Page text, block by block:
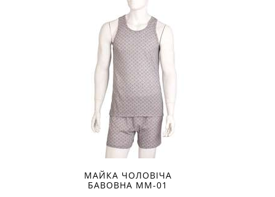
МАЙКА ЧОЛОВІЧА
БАВОВНА ММ-01